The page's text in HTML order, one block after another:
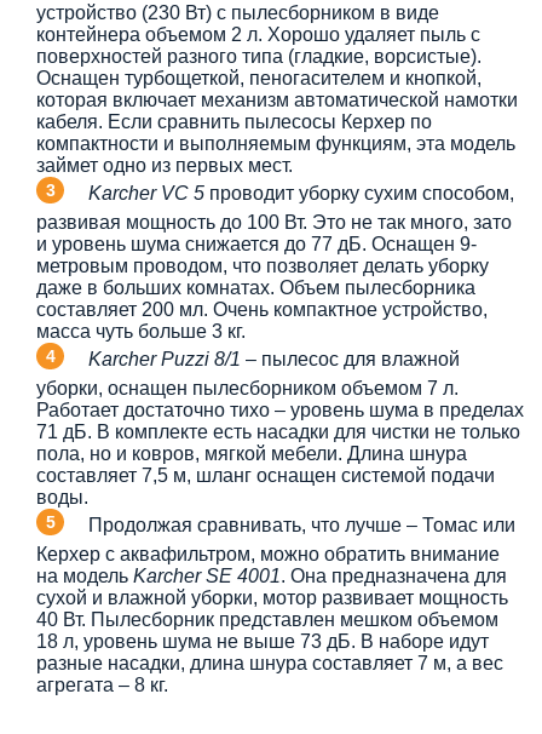
устройство (230 Вт) с пылесборником в виде
контейнера объемом 2 л. Хорошо удаляет пыль с
поверхностей разного типа (гладкие, ворсистые).
Оснащен турбощеткой, пеногасителем и кнопкой,
которая включает механизм автоматической намотки
кабеля. Если сравнить пылесосы Керхер по
компактности и выполняемым функциям, эта модель
займет одно из первых мест.
Karcher VC 5 проводит уборку сухим способом,
развивая мощность до 100 Вт. Это не так много, зато
и уровень шума снижается до 77 дБ. Оснащен 9-
метровым проводом, что позволяет делать уборку
даже в больших комнатах. Объем пылесборника
составляет 200 мл. Очень компактное устройство,
масса чуть больше 3 кг.
Karcher Puzzi 8/1 – пылесос для влажной
уборки, оснащен пылесборником объемом 7 л.
Работает достаточно тихо – уровень шума в пределах
71 дБ. В комплекте есть насадки для чистки не только
пола, но и ковров, мягкой мебели. Длина шнура
составляет 7,5 м, шланг оснащен системой подачи
воды.
Продолжая сравнивать, что лучше – Томас или
Керхер с аквафильтром, можно обратить внимание
на модель Karcher SE 4001. Она предназначена для
сухой и влажной уборки, мотор развивает мощность
40 Вт. Пылесборник представлен мешком объемом
18 л, уровень шума не выше 73 дБ. В наборе идут
разные насадки, длина шнура составляет 7 м, а вес
агрегата – 8 кг.